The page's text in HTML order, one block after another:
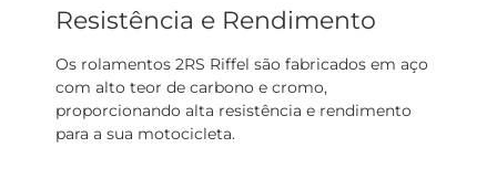
Resistência e Rendimento
Os rolamentos 2RS Riffel são fabricados em aço
com alto teor de carbono e cromo,
proporcionando alta resistência e rendimento
para a sua motocicleta.